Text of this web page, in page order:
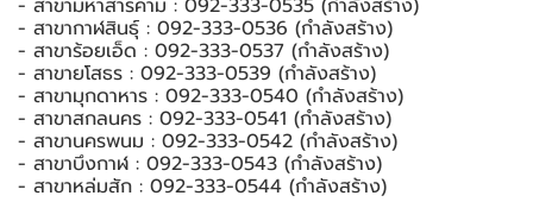
- สาขามหาสารคาม : 092-333-0535 (กำลังสร้าง)
- สาขากาฬสินธุ์ : 092-333-0536 (กำลังสร้าง)
- สาขาร้อยเอ็ด : 092-333-0537 (กำลังสร้าง)
- สาขายโสธร : 092-333-0539 (กำลังสร้าง)
- สาขามุกดาหาร : 092-333-0540 (กำลังสร้าง)
- สาขาสกลนคร : 092-333-0541 (กำลังสร้าง)
- สาขานครพนม : 092-333-0542 (กำลังสร้าง)
- สาขาบึงกาฬ : 092-333-0543 (กำลังสร้าง)
- สาขาหล่มสัก : 092-333-0544 (กำลังสร้าง)